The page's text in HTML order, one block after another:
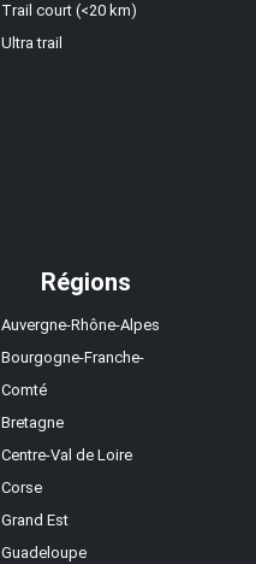
Trail court (<20 km)
Ultra trail
Régions
Auvergne-Rhône-Alpes
Bourgogne-Franche-
Comté
Bretagne
Centre-Val de Loire
Corse
Grand Est
Guadeloupe